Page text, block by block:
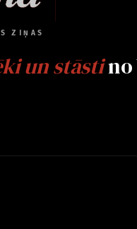
ZIŅAS
un stāstino